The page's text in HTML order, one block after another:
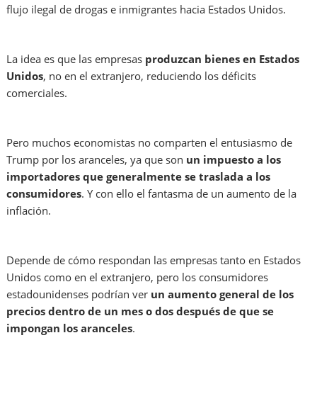
flujo ilegal de drogas e inmigrantes hacia Estados Unidos.
La idea es que las empresas produzcan bienes en Estados
Unidos, no en el extranjero, reduciendo los déficits
comerciales.
Pero muchos economistas no comparten el entusiasmo de
Trump por los aranceles, ya que son un impuesto a los
importadores que generalmente se traslada a los
consumidores. Y con ello el fantasma de un aumento de la
inflación.
Depende de cómo respondan las empresas tanto en Estados
Unidos como en el extranjero, pero los consumidores
estadounidenses podrían ver un aumento general de los
precios dentro de un mes o dos después de que se
impongan los aranceles.